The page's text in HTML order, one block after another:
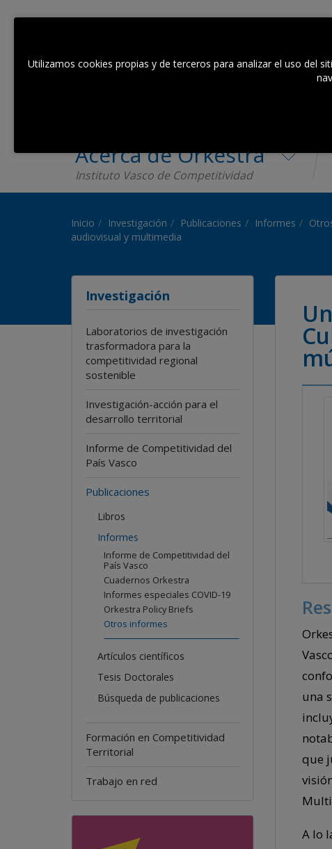
Acerca de Orkestra
Instituto Vasco de Competitividad
Inicio Investigación Publicaciones Informes
audiovisual y multimedia
una
que
A lo
Investigación
Laboratorios de investigación
trasformadora para la
competitividad regional
sostenible
Investigación-acción para el
desarrollo territorial
Informe de Competitividad del
País Vasco
Publicaciones
Libros
Informes
Informe de Competitividad del
País Vasco
Cuadernos Orkestra
Informes especiales COVID-19
Orkestra Policy Briefs
Otros informes
Artículos científicos
Tesis Doctorales
Búsqueda de publicaciones
Formación en Competitividad
Territorial
Trabajo en red
Utilizamos cookies propias y de terceros para analizar el uso del